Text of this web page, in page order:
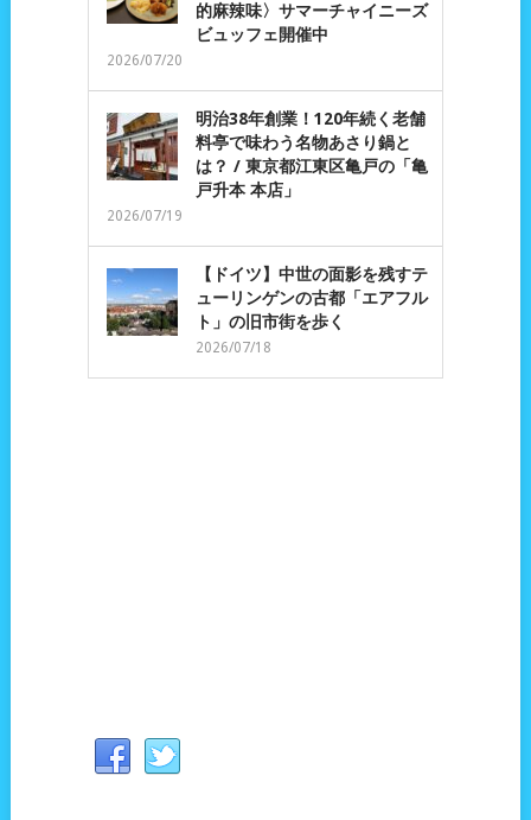
的麻辣味〉サマーチャイニーズ
ビュッフェ開催中
2026/07/20
明治38年創業！120年続く老舗
料亭で味わう名物あさり鍋と
は？ / 東京都江東区亀戸の「亀
戸升本 本店」
2026/07/19
【ドイツ】中世の面影を残すテ
ューリンゲンの古都「エアフル
ト」の旧市街を歩く
2026/07/18